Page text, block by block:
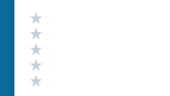
Valutazione